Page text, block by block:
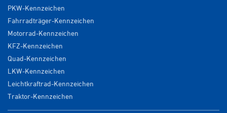
PKW-Kennzeichen
Fahrradträger-Kennzeichen
Motorrad-Kennzeichen
KFZ-Kennzeichen
Quad-Kennzeichen
LKW-Kennzeichen
Leichtkraftrad-Kennzeichen
Traktor-Kennzeichen